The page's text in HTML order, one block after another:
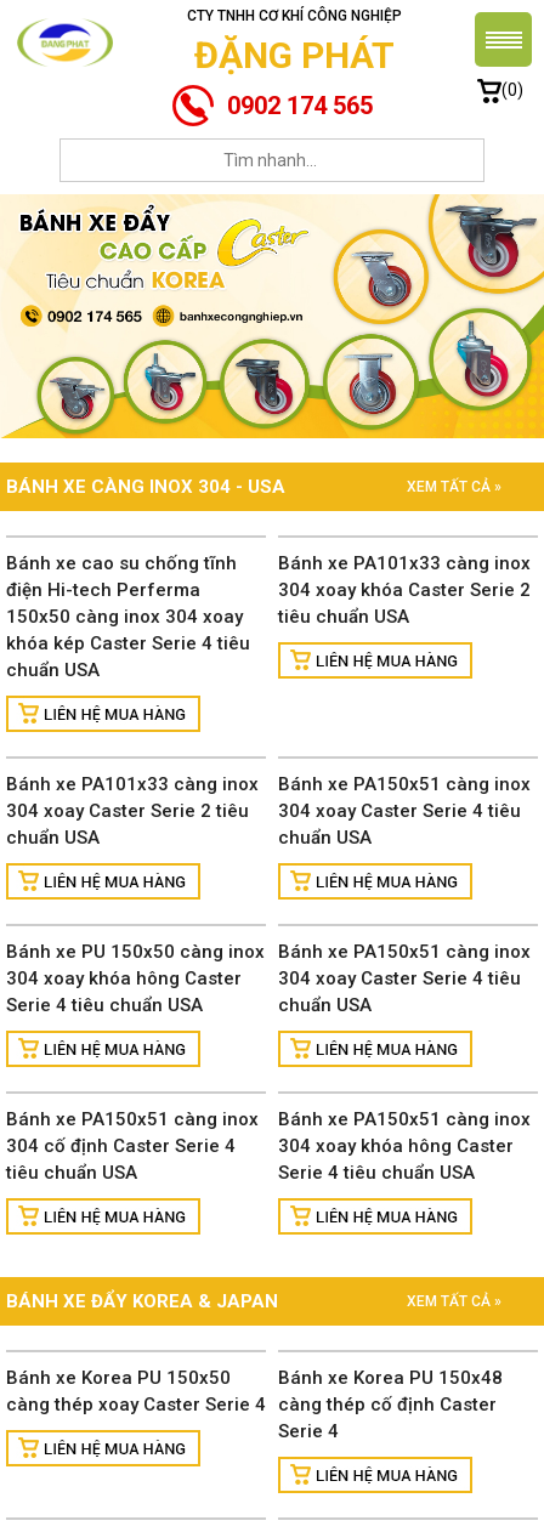
CTY TNHH CƠ KHÍ CÔNG NGHIỆP
ĐẶNG PHÁT
0902 174 565
(0)
BÁNH XE CÀNG INOX 304 - USA XEM TẤT CẢ »
Bánh xe cao su chống tĩnh
điện Hi-tech Perferma
150x50 càng inox 304 xoay
khóa kép Caster Serie 4 tiêu
chuẩn USA
Bánh xe PA101x33 càng inox
304 xoay khóa Caster Serie 2
tiêu chuẩn USA
Bánh xe PA101x33 càng inox
304 xoay Caster Serie 2 tiêu
chuẩn USA
Bánh xe PA150x51 càng inox
304 xoay Caster Serie 4 tiêu
chuẩn USA
Bánh xe PU 150x50 càng inox
304 xoay khóa hông Caster
Serie 4 tiêu chuẩn USA
Bánh xe PA150x51 càng inox
304 xoay Caster Serie 4 tiêu
chuẩn USA
Bánh xe PA150x51 càng inox
304 cố định Caster Serie 4
tiêu chuẩn USA
Bánh xe PA150x51 càng inox
304 xoay khóa hông Caster
Serie 4 tiêu chuẩn USA
BÁNH XE ĐẨY KOREA & JAPAN XEM TẤT CẢ »
Bánh xe Korea PU 150x50
càng thép xoay Caster Serie 4
Bánh xe Korea PU 150x48
càng thép cố định Caster
Serie 4